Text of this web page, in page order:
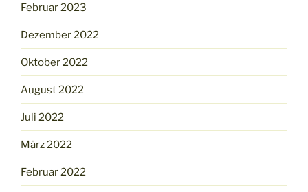
Februar 2023
Dezember 2022
Oktober 2022
August 2022
Juli 2022
März 2022
Februar 2022